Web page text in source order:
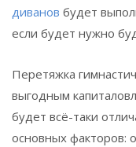
диванов будет
если будет нужно
Перетяжка
выгодным
будет всё-таки
основных факторов: